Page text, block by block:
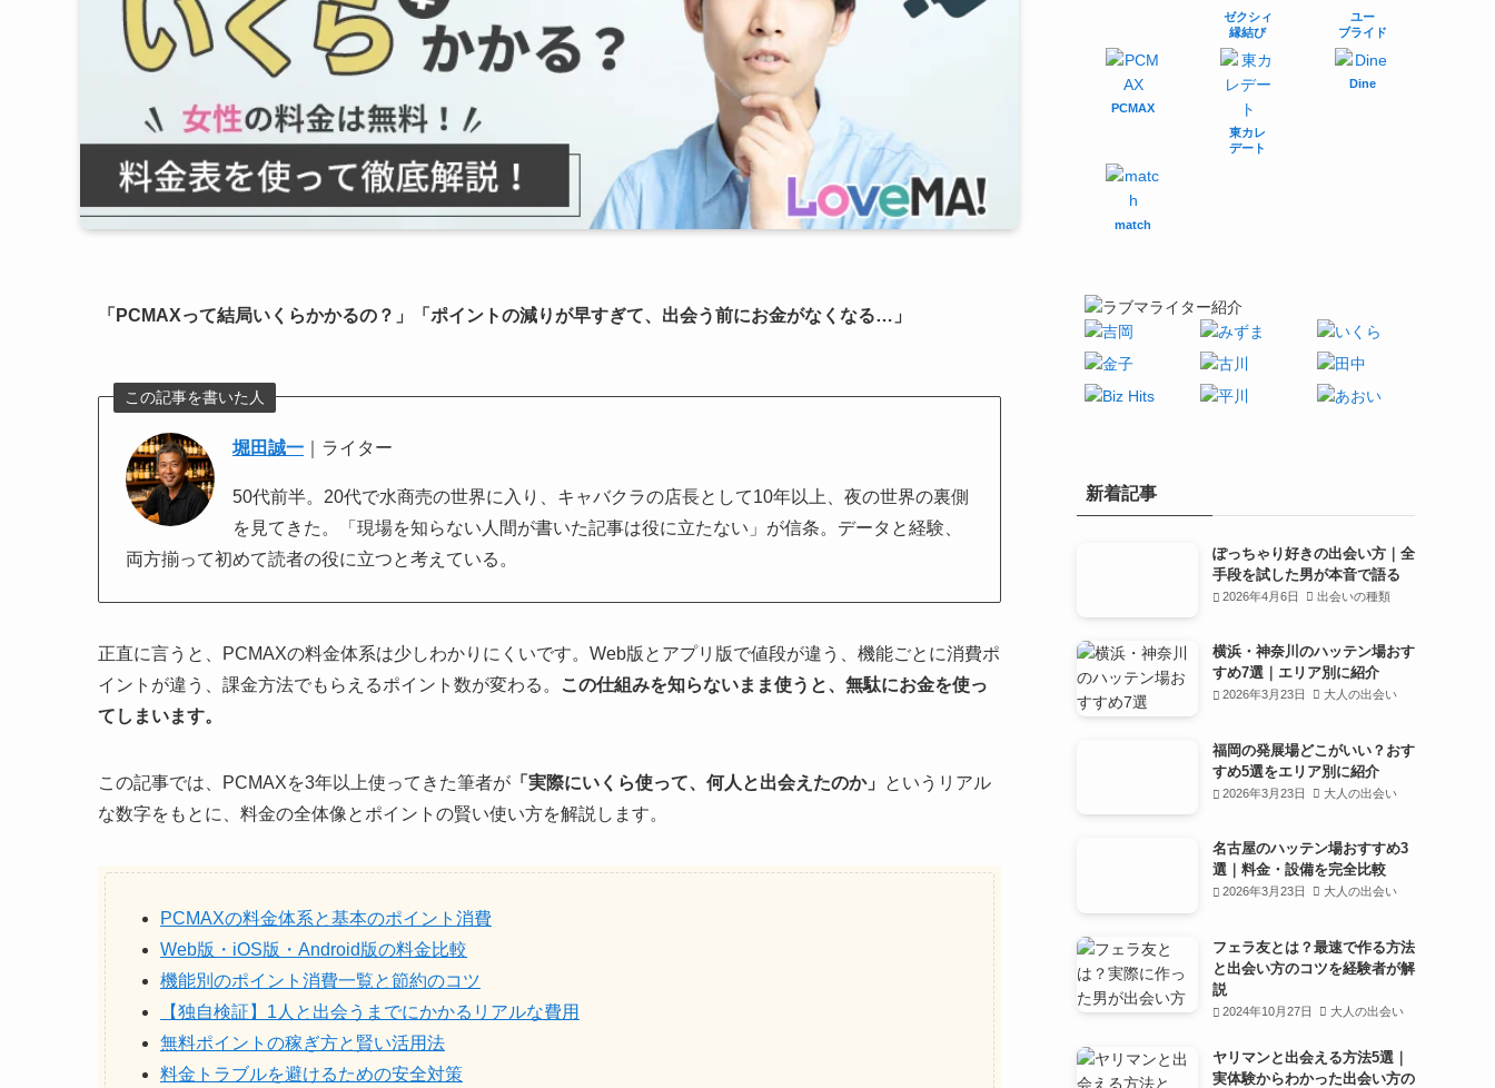
「PCMAXって結局いくらかかるの？」「ポイントの減りが早すぎて、出会う前にお金がなくなる…」
この記事を書いた人
堀田誠一 ｜ライター
50代前半。20代で水商売の世界に入り、キャバクラの店長として10年以上、夜の世界の裏側
を見てきた。「現場を知らない人間が書いた記事は役に立たない」が信条。データと経験、
両方揃って初めて読者の役に立つと考えている。
正直に言うと、PCMAXの料金体系は少しわかりにくいです。Web版とアプリ版で値段が違う、機能ごとに消費ポ
イントが違う、課金方法でもらえるポイント数が変わる。
この仕組みを知らないまま使うと、無駄にお金を使っ
てしまいます。
この記事では、PCMAXを3年以上使ってきた筆者が 「実際にいくら使って、何人と出会えたのか」
というリアル
な数字をもとに、料金の全体像とポイントの賢い使い方を解説します。
PCMAXの料金体系と基本のポイント消費
Web版・iOS版・Android版の料金比較
機能別のポイント消費一覧と節約のコツ
【独自検証】1人と出会うまでにかかるリアルな費用
無料ポイントの稼ぎ方と賢い活用法
料金トラブルを避けるための安全対策
ゼクシィ
縁結び
ユー
ブライド
PCMAX
東カレ
デート
Dine
match
新着記事
ぽっちゃり好きの出会い方｜全
手段を試した男が本音で語る
2026年4月6日 出会いの種類
横浜・神奈川のハッテン場おす
すめ7選｜エリア別に紹介
2026年3月23日 大人の出会い
福岡の発展場どこがいい？おす
すめ5選をエリア別に紹介
2026年3月23日 大人の出会い
名古屋のハッテン場おすすめ3
選｜料金・設備を完全比較
2026年3月23日 大人の出会い
フェラ友とは？最速で作る方法
と出会い方のコツを経験者が解
説
2024年10月27日 大人の出会い
ヤリマンと出会える方法5選｜
実体験からわかった出会い方の